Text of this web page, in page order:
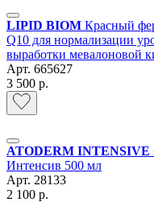
LIPID BIOM Красный
Q10 для нормализации
выработки мевалоновой
Арт. 665627
3 500 р.
ATODERM INTENSIVE
Интенсив 500 мл
Арт. 28133
2 100 р.